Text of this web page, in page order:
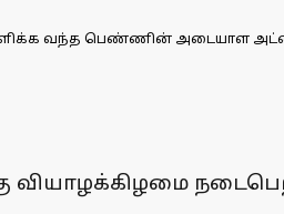
வந்த பெண்ணின் அடையாள